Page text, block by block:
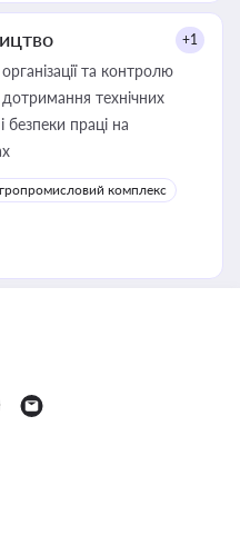
+1
та контролю
технічних
безпеки праці на
комплекс